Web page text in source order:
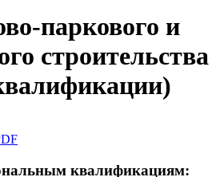
паркового и
строительства
квалификациям: